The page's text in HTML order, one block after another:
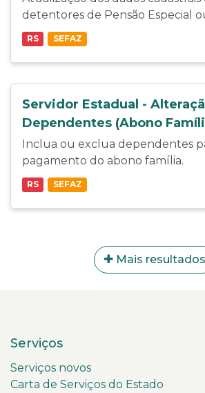
detentores de Pensão Especial
RS SEFAZ
Servidor Estadual -
Dependentes (Abono
Inclua ou exclua dependentes
pagamento do abono família.
RS SEFAZ
Mais resultados
Serviços
Serviços novos
Carta de Serviços do Estado